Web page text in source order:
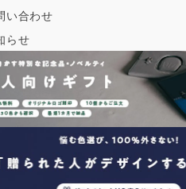
い合わせ
らせ